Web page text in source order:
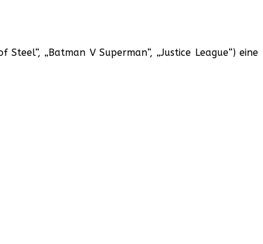
„Batman V Superman“, „Justice League“) eine